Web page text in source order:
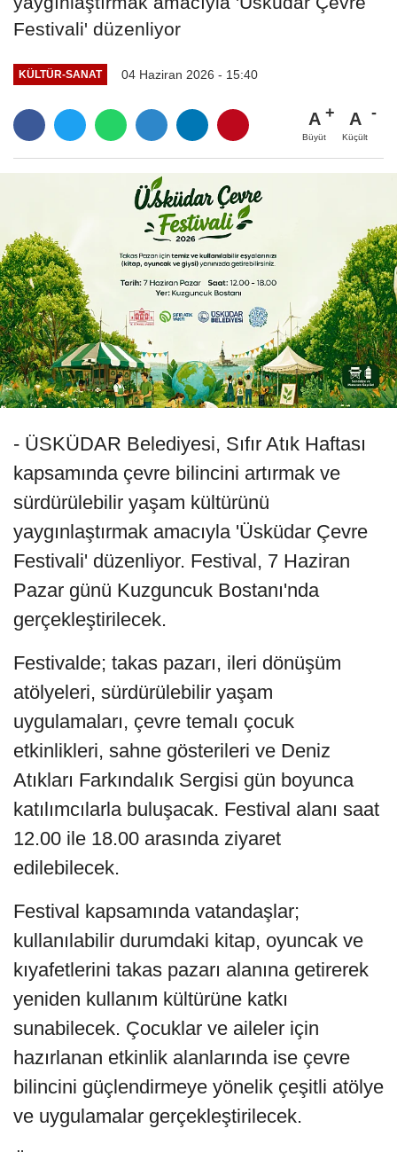
Festivali' düzenliyor
KÜLTÜR-SANAT 04 Haziran 2026 - 15:40
A
Büyüt
A
Küçült
- ÜSKÜDAR Belediyesi, Sıfır Atık Haftası
kapsamında çevre bilincini artırmak ve
sürdürülebilir yaşam kültürünü
yaygınlaştırmak amacıyla 'Üsküdar Çevre
Festivali' düzenliyor. Festival, 7 Haziran
Pazar günü Kuzguncuk Bostanı'nda
gerçekleştirilecek.
Festivalde; takas pazarı, ileri dönüşüm
atölyeleri, sürdürülebilir yaşam
uygulamaları, çevre temalı çocuk
etkinlikleri, sahne gösterileri ve Deniz
Atıkları Farkındalık Sergisi gün boyunca
katılımcılarla buluşacak. Festival alanı saat
12.00 ile 18.00 arasında ziyaret
edilebilecek.
Festival kapsamında vatandaşlar;
kullanılabilir durumdaki kitap, oyuncak ve
kıyafetlerini takas pazarı alanına getirerek
yeniden kullanım kültürüne katkı
sunabilecek. Çocuklar ve aileler için
hazırlanan etkinlik alanlarında ise çevre
bilincini güçlendirmeye yönelik çeşitli atölye
ve uygulamalar gerçekleştirilecek.